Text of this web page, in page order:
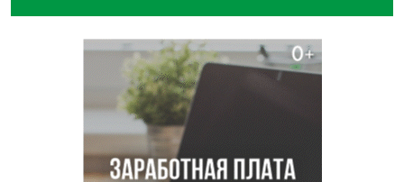
Нейросеть для диагностики депрессии в крови создали в
Двум бойцам СВО после минно-взрывной травмы
«оживили» нервы в Новосибирске
Персидский ковер «108 шахов» впервые вывезли из музея
Востока в Новосибирск